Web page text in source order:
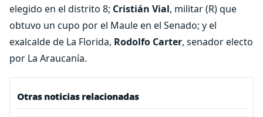
elegido en el distrito 8; Cristián Vial, militar (R) que
obtuvo un cupo por el Maule en el Senado; y el
exalcalde de La Florida, Rodolfo Carter, senador electo
por La Araucanía.
Otras noticias relacionadas